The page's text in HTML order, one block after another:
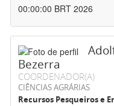
00:00:00 BRT 2026
Bezerra
COORDENADOR(A)
CIÊNCIAS AGRÁRIAS
Recursos Pesqueiros e